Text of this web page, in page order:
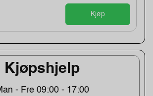
Kjøpshjelp
- Fre 09:00 - 17:00
Kjøp